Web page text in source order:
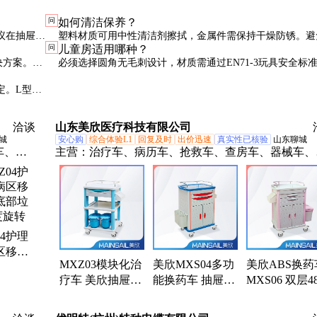
抽屉内
问 如何清洁保养？
塑料材质可用中性清洁剂擦拭，金属件需保持干燥防锈。
酒精擦拭亚克力材质，可能导致龟裂。每月建议拆出彻底
案。弧
问 儿童房适用哪种？
必须选择圆角无毛刺设计，材质需通过EN71-3玩具安全标
L型转
洽谈
、仪
、查
医院
急诊
护理
移动
山东美欣医疗科技有限公司
安心购 综合体验L1 回复及时 出价迅速 真实性已核验 山东聊城
主营： 治疗车、病历车、抢救车、查房车、器械车
醉车、abs转运车、发药车、护理车、抢救床、发药
车、abs护理车、医用推车、药品推车、abs换药车、
仪器车、急救推车、病历夹车、治疗推车、病历推
病历夹推车、医疗婴儿床、实验室推车、医用一体
不锈钢治疗车
MXZ03模块化治
疗车 美欣抽屉内
便
美欣MXS04多功
能换药车 抽屉内
合
美欣ABS换药
MXS06 双层